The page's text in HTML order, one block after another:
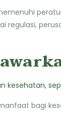
regulasi,
kesehatan,
bagi